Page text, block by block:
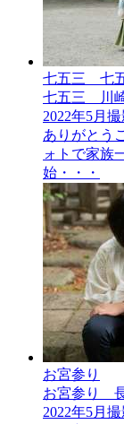
七五三__七
七五三 川
2022年5月
ありがとう
ォトで家族
始・・・
お宮参り
お宮参り
2022年5月